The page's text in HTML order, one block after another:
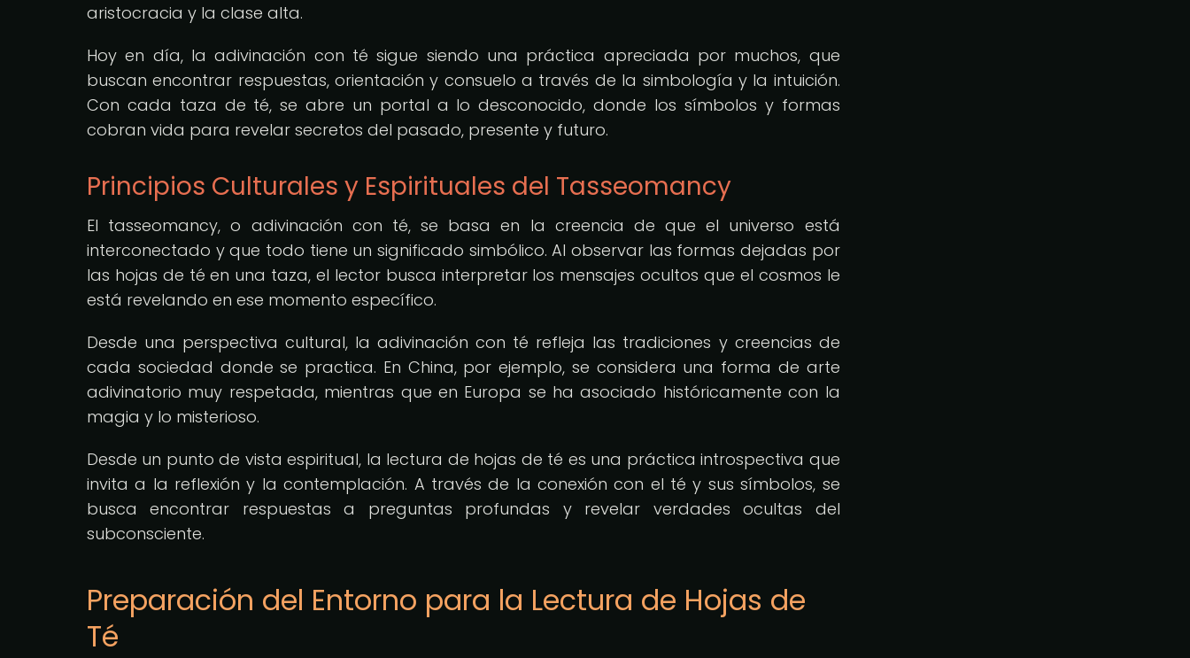
aristocracia y la clase alta.
Hoy en día, la adivinación con té sigue siendo una práctica apreciada por muchos, que
buscan encontrar respuestas, orientación y consuelo a través de la simbología y la intuición.
Con cada taza de té, se abre un portal a lo desconocido, donde los símbolos y formas
cobran vida para revelar secretos del pasado, presente y futuro.
Principios Culturales y Espirituales del Tasseomancy
El tasseomancy, o adivinación con té, se basa en la creencia de que el universo está
interconectado y que todo tiene un significado simbólico. Al observar las formas dejadas por
las hojas de té en una taza, el lector busca interpretar los mensajes ocultos que el cosmos le
está revelando en ese momento específico.
Desde una perspectiva cultural, la adivinación con té refleja las tradiciones y creencias de
cada sociedad donde se practica. En China, por ejemplo, se considera una forma de arte
adivinatorio muy respetada, mientras que en Europa se ha asociado históricamente con la
magia y lo misterioso.
Desde un punto de vista espiritual, la lectura de hojas de té es una práctica introspectiva que
invita a la reflexión y la contemplación. A través de la conexión con el té y sus símbolos, se
busca encontrar respuestas a preguntas profundas y revelar verdades ocultas del
subconsciente.
Preparación del Entorno para la Lectura de Hojas de
Té